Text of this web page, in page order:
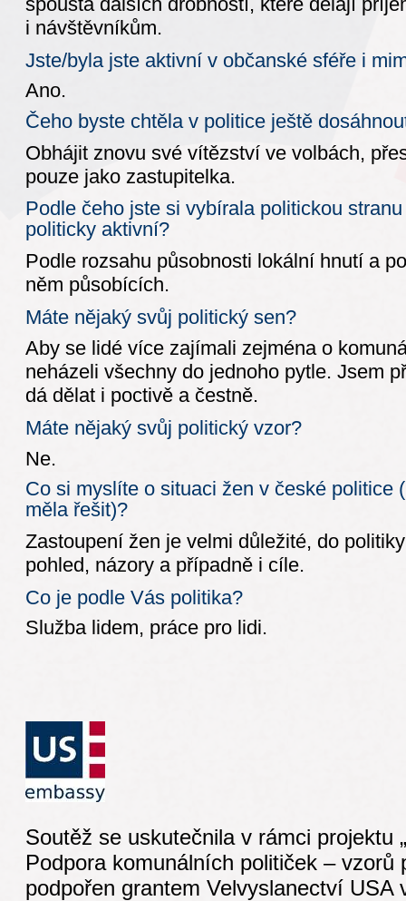
i návštěvníkům.
Jste/byla jste aktivní v občanské sféře i
Ano.
Čeho byste chtěla v politice ještě
Obhájit znovu své vítězství ve volbách,
pouze jako zastupitelka.
Podle čeho jste si vybírala politickou
politicky aktivní?
Podle rozsahu působnosti lokální hnutí a
něm působících.
Máte nějaký svůj politický sen?
Aby se lidé více zajímali zejména o
neházeli všechny do jednoho pytle. Jsem
dá dělat i poctivě a čestně.
Máte nějaký svůj politický vzor?
Ne.
Co si myslíte o situaci žen v české politice
měla řešit)?
Zastoupení žen je velmi důležité, do
pohled, názory a případně i cíle.
Co je podle Vás politika?
Služba lidem, práce pro lidi.
Soutěž se uskutečnila v rámci projektu
Podpora komunálních političek – vzorů
podpořen grantem Velvyslanectví USA